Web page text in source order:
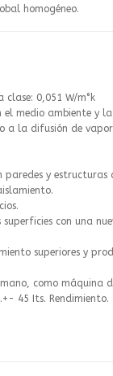
homogéneo.
clase: 0,051 W/m°k
el medio ambiente y
a la difusión de
y estructuras
con una
superiores y
como máquina
45 Its.